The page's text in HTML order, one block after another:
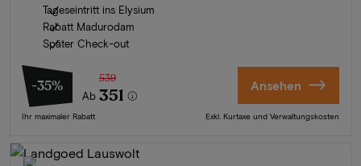
Tageseintritt ins Elysium
Rabatt Madurodam
Später Check-out
-35%
Ab
539
351
Ihr maximaler Rabatt
Ansehen
Exkl. Kurtaxe und Verwaltungskosten